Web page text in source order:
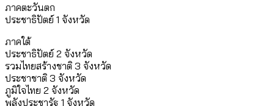
ภาคตะวันตก
ประชาธิปัตย์ 1 จังหวัด
ภาคใต้
ประชาธิปัตย์ 2 จังหวัด
รวมไทยสร้างชาติ 3 จังหวัด
ประชาชาติ 3 จังหวัด
ภูมิใจไทย 2 จังหวัด
พลังประชารัฐ 1 จังหวัด